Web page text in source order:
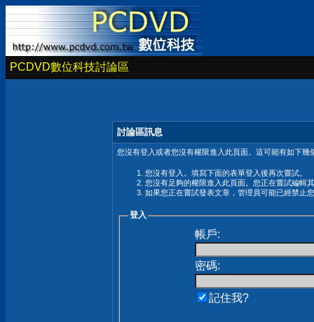
PCDVD數位科技討論區
討論區訊息
您沒有登入或者您沒有權限進入此頁面。這可能有如下幾
您沒有登入。填寫下面的表單登入後再次嘗試。
您沒有足夠的權限進入此頁面。您正在嘗試編輯
如果您正在嘗試發表文章，管理員可能已經禁止
登入
帳戶:
密碼:
記住我?